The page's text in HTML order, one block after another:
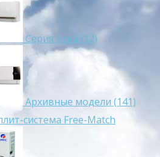
Серия Bora (12)
Архивные модели (141)
система Free-Match